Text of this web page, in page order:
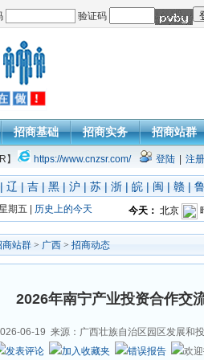
验证码
招商基础 招商实务 招商站群
】 https://www.cnzsr.com/ 登陆 注册
| 辽 | 吉 | 黑 | 沪 | 苏 | 浙 | 皖 | 闽 | 赣 |
期五 | 历史上的今天
商站群 > 广西 > 招商动态
2026年南宁产业投资合作交
06-19 来源：广西壮族自治区园区发展和
发表评论 加入收藏夹 错误报告